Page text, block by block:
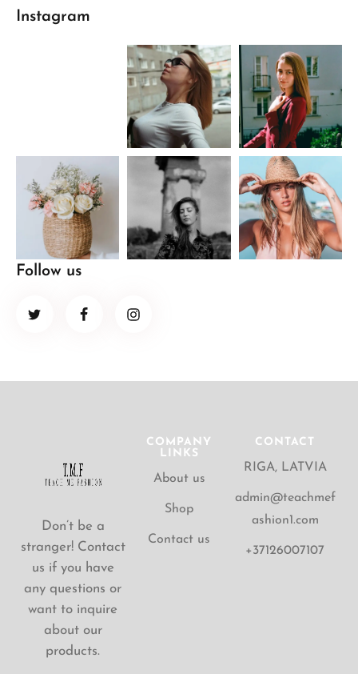
Instagram
Follow us
Don’t be a
stranger! Contact
us if you have
any questions or
want to inquire
about our
products.
COMPANY
LINKS
About us
Shop
Contact us
CONTACT
RIGA, LATVIA
admin@teachmef
ashion1.com
+37126007107